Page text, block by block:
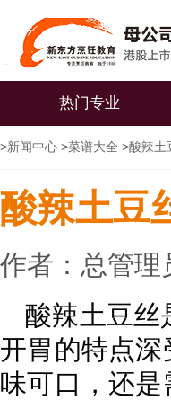
热门专业
>新闻中心 >菜谱大全 >酸辣土
酸辣土豆
作者：总管理
酸辣土豆丝
开胃的特点
味可口，还